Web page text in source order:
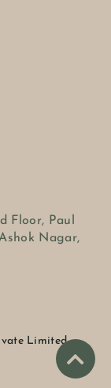
Floor, Paul
Nagar,
Limited